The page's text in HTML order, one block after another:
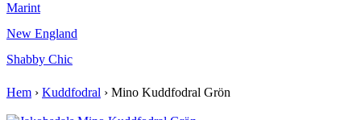
Marint
New England
Shabby Chic
Hem › Kuddfodral › Mino Kuddfodral Grön